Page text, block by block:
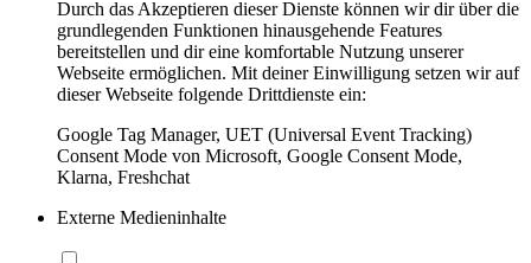
Durch das Akzeptieren dieser Dienste können wir dir über die
grundlegenden Funktionen hinausgehende Features
bereitstellen und dir eine komfortable Nutzung unserer
Webseite ermöglichen. Mit deiner Einwilligung setzen wir auf
dieser Webseite folgende Drittdienste ein:
Google Tag Manager, UET (Universal Event Tracking)
Consent Mode von Microsoft, Google Consent Mode,
Klarna, Freshchat
Externe Medieninhalte